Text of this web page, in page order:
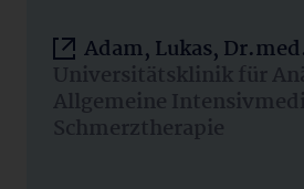
Adam, Lukas,
Universitätsklinik für
Allgemeine
Schmerztherapie